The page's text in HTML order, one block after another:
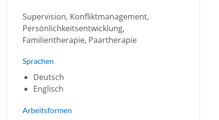
Supervision, Konfliktmanagement,
Persönlichkeitsentwicklung,
Familientherapie, Paartherapie
Sprachen
Deutsch
Englisch
Arbeitsformen